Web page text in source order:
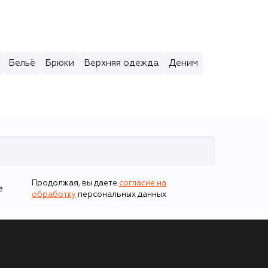
Бельё Брюки Верхняя одежда Деним
Продолжая, вы даете согласие на
обработку персональных данных